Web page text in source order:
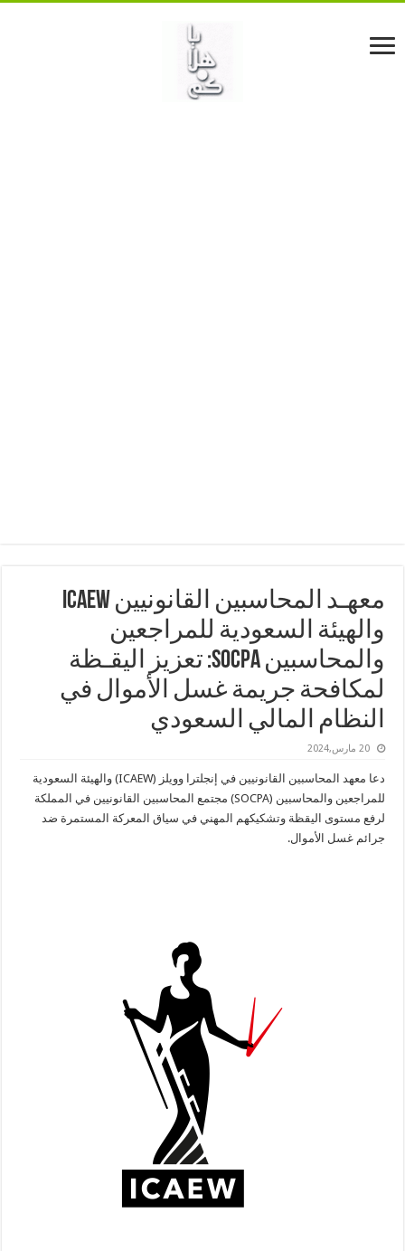
معهـد المحاسبين القانونيين ICAEW
والهيئة السعودية للمراجعين
والمحاسبين SOCPA: تعزيز اليقـظة
لمكافحة جريمة غسل الأموال في
النظام المالي السعودي
20 مارس,2024
دعا معهد المحاسبين القانونيين في إنجلترا وويلز (ICAEW) والهيئة السعودية
للمراجعين والمحاسبين (SOCPA) مجتمع المحاسبين القانونيين في المملكة
لرفع مستوى اليقظة وتشكيكهم المهني في سياق المعركة المستمرة ضد
جرائم غسل الأموال.